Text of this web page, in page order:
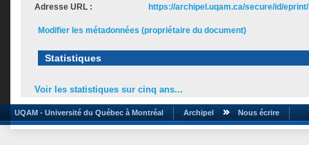
Adresse URL :
https://archipel.uqam.ca/secure/id/
Modifier les métadonnées (propriétaire du document)
Statistiques
Voir les statistiques sur cinq ans...
UQAM - Université du Québec à Montréal Archipel Nous écrire